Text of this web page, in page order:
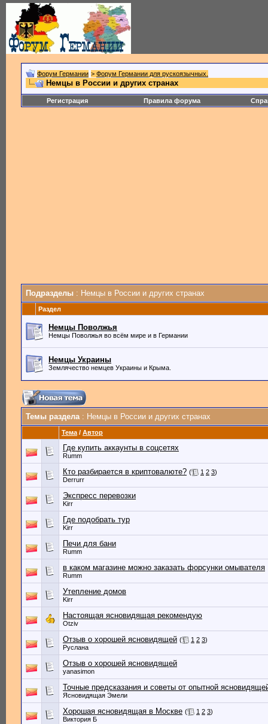
Форум Германии > Форум Германии для рускоязычных.
Немцы в России и других странах
Регистрация Правила форума
Подразделы : Немцы в России и других странах
Раздел
Немцы Поволжья
Немцы Поволжья во всём мире и в Германии
Немцы Украины
Землячество немцев Украины и Крыма.
Темы раздела: Немцы в России и других странах
Тема / Автор
Где купить аккаунты в соцсетях
Rumm
Кто разбирается в криптовалюте? ( 1 2 3)
Derrurr
Экспресс перевозки
Kirr
Где подобрать тур
Kirr
Печи для бани
Rumm
в каком магазине можно заказать форсунки омывателя
Rumm
Утепление домов
Kirr
Настоящая ясновидящая рекомендую
Otziv
Отзыв о хорошей ясновидящей ( 1 2 3)
Руслана
Отзыв о хорошей ясновидящей
yanasimon
Точные предсказания и советы от опытной
Ясновидящая Эмели
Хорошая ясновидящая в Москве ( 1 2 3)
Виктория Б